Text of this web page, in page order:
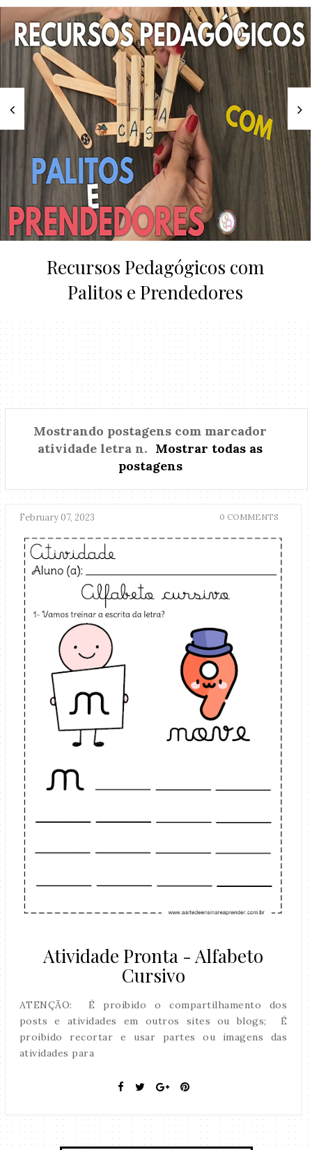
Recursos Pedagógicos com
Palitos e Prendedores
Mostrando postagens com marcador
atividade letra n. Mostrar todas as
postagens
February 07, 2023 0 COMMENTS
Atividade Pronta - Alfabeto
Cursivo
ATENÇÃO: É proibido o compartilhamento dos
posts e atividades em outros sites ou blogs; É
proibido recortar e usar partes ou imagens das
atividades para